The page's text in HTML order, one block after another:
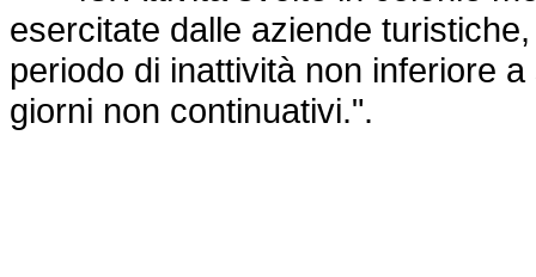
esercitate dalle aziende
periodo di inattività non inferiore
giorni non continuativi.".